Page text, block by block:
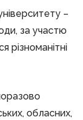
–
за участю
різноманітні
обласних,